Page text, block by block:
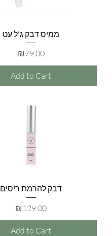
ממיס דבק ג'ל עט
Price
₪79.00
Add to Cart
דבק להרמת ריסים
Price
₪129.00
Add to Cart